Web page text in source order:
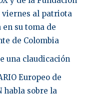
viernes al patriota
su toma de
de Colombia
una claudicación
Europeo de
habla sobre la